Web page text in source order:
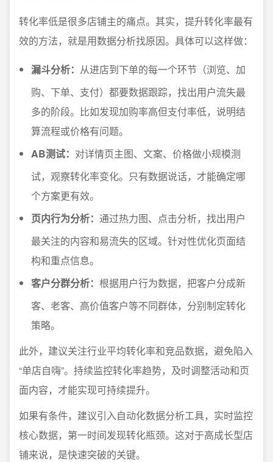
转化率低是很多店铺主的痛点。其实，提升转化率最有
效的方法，就是用数据分析找原因。具体可以这样做：
漏斗分析： 从进店到下单的每一个环节（浏览、加
购、下单、支付）都要数据跟踪，找出用户流失最
多的阶段。比如发现加购率高但支付率低，说明结
算流程或价格有问题。
AB测试： 对详情页主图、文案、价格做小规模测
试，观察转化率变化。只有数据说话，才能确定哪
个方案更有效。
页内行为分析： 通过热力图、点击分析，找出用户
最关注的内容和易流失的区域。针对性优化页面结
构和重点信息。
客户分群分析： 根据用户行为数据，把客户分成新
客、老客、高价值客户等不同群体，分别制定转化
策略。
此外，建议关注行业平均转化率和竞品数据，避免陷入
“单店自嗨”。持续监控转化率趋势，及时调整活动和页
面内容，才能实现可持续提升。
如果有条件，建议引入自动化数据分析工具，实时监控
核心数据，第一时间发现转化瓶颈。这对于高成长型店
铺来说，是快速突破的关键。